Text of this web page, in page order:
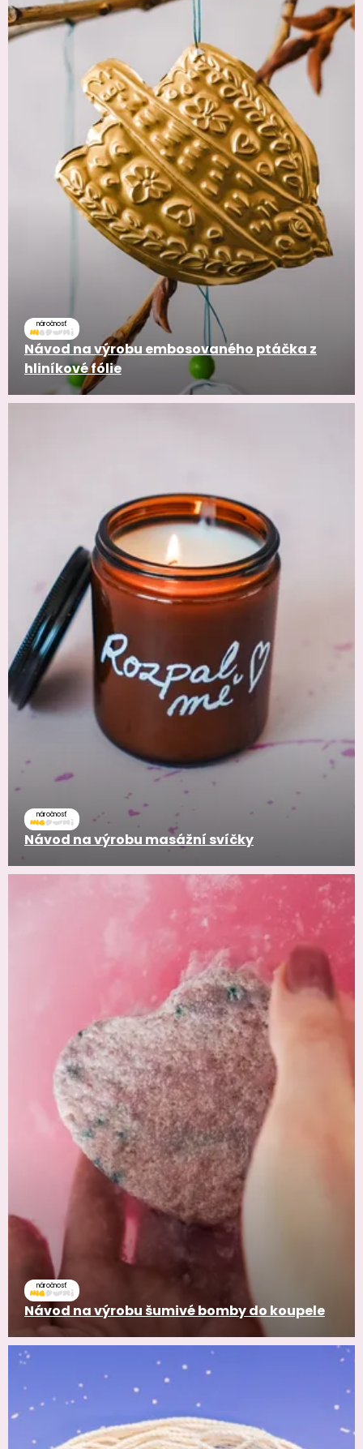
náročnosť
Návod na výrobu embosovaného ptáčka z
hliníkové fólie
náročnosť
Návod na výrobu masážní svíčky
náročnosť
Návod na výrobu šumivé bomby do koupele